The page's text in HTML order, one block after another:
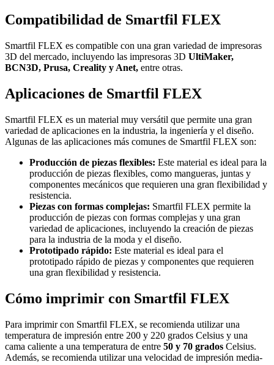
Compatibilidad de Smartfil FLEX
Smartfil FLEX es compatible con una gran variedad de impresoras
3D del mercado, incluyendo las impresoras 3D UltiMaker,
BCN3D, Prusa, Creality y Anet, entre otras.
Aplicaciones de Smartfil FLEX
Smartfil FLEX es un material muy versátil que permite una gran
variedad de aplicaciones en la industria, la ingeniería y el diseño.
Algunas de las aplicaciones más comunes de Smartfil FLEX son:
Producción de piezas flexibles: Este material es ideal para la
producción de piezas flexibles, como mangueras, juntas y
componentes mecánicos que requieren una gran flexibilidad y
resistencia.
Piezas con formas complejas: Smartfil FLEX permite la
producción de piezas con formas complejas y una gran
variedad de aplicaciones, incluyendo la creación de piezas
para la industria de la moda y el diseño.
Prototipado rápido: Este material es ideal para el
prototipado rápido de piezas y componentes que requieren
una gran flexibilidad y resistencia.
Cómo imprimir con Smartfil FLEX
Para imprimir con Smartfil FLEX, se recomienda utilizar una
temperatura de impresión entre 200 y 220 grados Celsius y una
cama caliente a una temperatura de entre 50 y 70 grados Celsius.
Además, se recomienda utilizar una velocidad de impresión media-